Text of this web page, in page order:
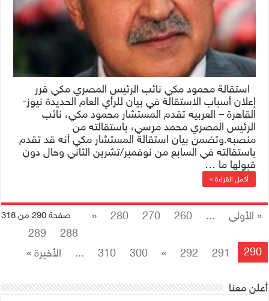
استقالة محمود مكي نائب الرئيس المصري مكي قرر
إعلان أسباب الاستقالة في بيان للرأي العام الحديدة نيوز-
القاهرة – العربيه تقدم المستشار محمود مكي، نائب
الرئيس المصري محمد مرسي، باستقالته من
منصبه.وتضمن بيان استقالة المستشار مكي أنه قد تقدم
باستقالته في السابع من نوفمبر/تشرين الثاني وحال دون
قبولها ما …
أكمل القراءة »
صفحة 290 من 318 « الأولى ...
260
270
280
«
288
289
290
291
292
»
300
310
... الأخيرة »
أعلن معنا